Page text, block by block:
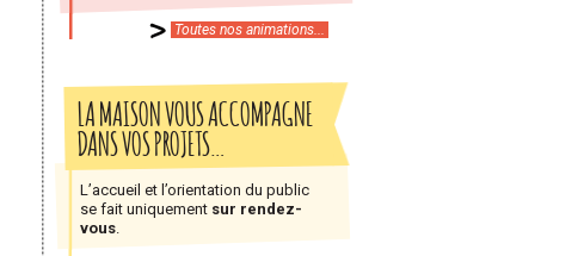
Toutes nos animations...
LA MAISON VOUS ACCOMPAGNE
DANS VOS PROJETS…
L’accueil et l’orientation du public
se fait uniquement sur rendez-
vous